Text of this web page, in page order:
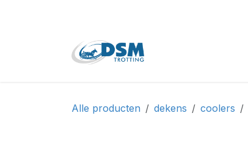
Alle producten dekens coolers